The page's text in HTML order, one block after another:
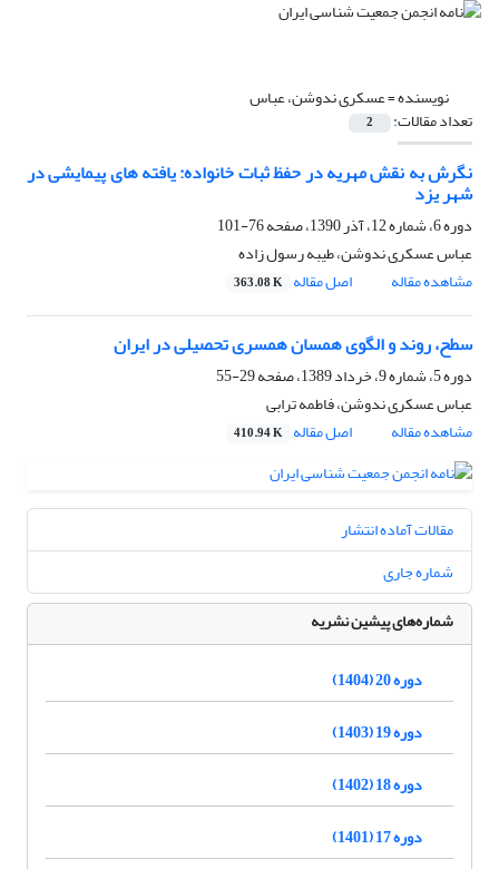
نویسنده =عسکری ندوشن، عباس
تعداد مقالات: 2
نگرش به نقش مهریه در حفظ ثبات خانواده: یافته های پیمایشی در
شهر یزد
دوره 6، شماره 12، آذر 1390، صفحه
76-101
عباس عسکری ندوشن، طیبه رسول زاده
مشاهده مقاله
اصل مقاله 363.08 K
سطح، روند و الگوی همسان همسری تحصیلی در ایران
دوره 5، شماره 9، خرداد 1389، صفحه
29-55
عباس عسکری ندوشن، فاطمه ترابی
مشاهده مقاله
اصل مقاله 410.94 K
مقالات آماده انتشار
شماره جاری
شماره‌های پیشین نشریه
دوره 20 (1404)
دوره 19 (1403)
دوره 18 (1402)
دوره 17 (1401)